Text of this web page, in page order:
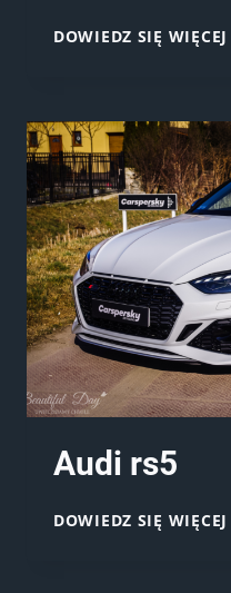
DOWIEDZ SIĘ WIĘCEJ
Audi rs5
DOWIEDZ SIĘ WIĘCEJ